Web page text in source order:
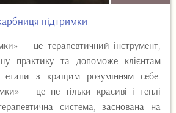
підтримки
— це терапевтичний інструмент,
практику та допоможе клієнтам
етапи з кращим розумінням себе.
— це не тільки красиві і теплі
система, заснована на